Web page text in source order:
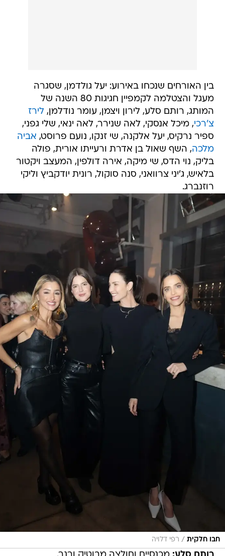
בין האורחים שנכחו באירוע: יעל גולדמן, שסגרה
מעגל והצטלמה לקמפיין חגיגות 80 השנה של
המותג, רותם סלע, לירון ויצמן, עומר נודלמן,לירז
צ'רכי, מיכל אנסקי, לאה שנירר, לאה ינאי, שלי גפני,
ספיר נרקיס, יעל אלקנה, שי זנקו, נועם פרוסט, אביה
מלכה, השף שאול בן אדרת ורעייתו אורית, פולה
בליק, נוי הדס, שי מיקה, אירה דולפין, המעצב ויקטור
בלאיש, ג'יני צרוואני, סנה סוקול, רונית יודקביץ וליקי
רוזנברג.
חבו חלקית / רפי דלויה